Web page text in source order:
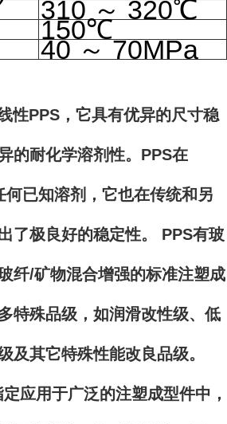
310 ～ 320℃
150℃
40 ～ 70MPa
性PPS，它具有优异的尺寸稳
的耐化学溶剂性。PPS在
已知溶剂，它也在传统和另
了极良好的稳定性。 PPS有玻
纤/矿物混合增强的标准注塑成
特殊品级，如润滑改性级、低
及其它特殊性能改良品级。
用于广泛的注塑成型件中，